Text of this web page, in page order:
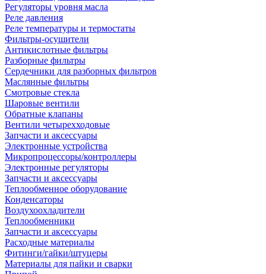
Регуляторы уровня масла
Реле давления
Реле температуры и термостаты
Фильтры-осушители
Антикислотные фильтры
Разборные фильтры
Сердечники для разборных фильтров
Маслянные фильтры
Смотровые стекла
Шаровые вентили
Обратные клапаны
Вентили четырехходовые
Запчасти и аксессуары
Электронные устройства
Микропроцессоры/контроллеры
Электронные регуляторы
Запчасти и аксессуары
Теплообменное оборудование
Конденсаторы
Воздухоохладители
Теплообменники
Запчасти и аксессуары
Расходные материалы
Фитинги/гайки/штуцеры
Материалы для пайки и сварки